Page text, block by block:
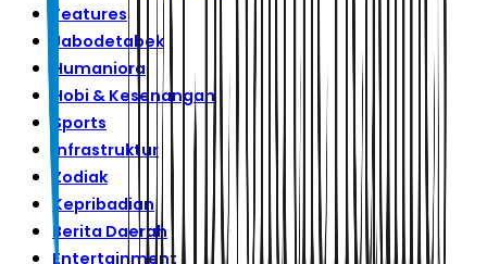
Features
Jabodetabek
Humaniora
Hobi & Kesenangan
Sports
Infrastruktur
Zodiak
Kepribadian
Berita Daerah
Entertainment